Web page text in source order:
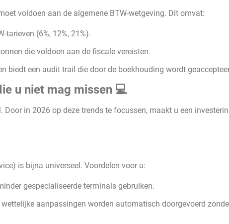
voldoen aan de algemene BTW-wetgeving. Dit omvat:
tarieven (6%, 12%, 21%).
die voldoen aan de fiscale vereisten.
biedt een audit trail die door de boekhouding wordt
u niet mag missen 💻
in 2026 op deze trends te focussen, maakt u een
is bijna universeel. Voordelen voor u:
gespecialiseerde terminals gebruiken.
aanpassingen worden automatisch doorgevoerd